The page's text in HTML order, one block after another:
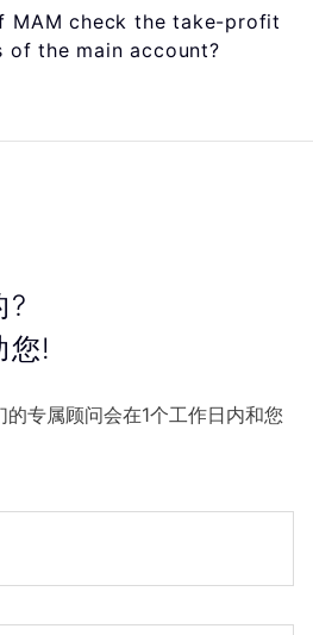
MAM check the take-profit
the main account?
?
您!
专属顾问会在1个工作日内和您